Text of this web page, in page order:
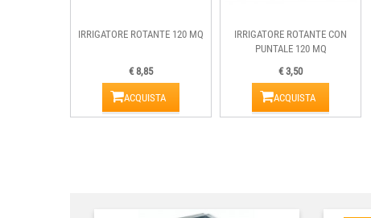
IRRIGATORE ROTANTE 120 MQ
€ 8,85
ACQUISTA
IRRIGATORE ROTANTE CON
PUNTALE 120 MQ
€ 3,50
ACQUISTA